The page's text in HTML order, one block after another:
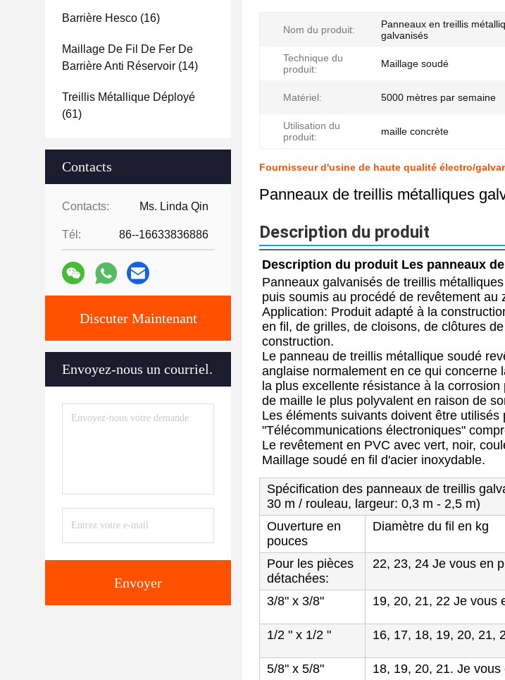
Barrière Hesco (16)
Maillage De Fil De Fer De
Barrière Anti Réservoir (14)
Treillis Métallique Déployé
(61)
Contacts
Contacts: Ms. Linda Qin
Tél: 86--16633836886
Discuter Maintenant
Envoyez-nous un courriel.
Envoyer
Nom du produit:
Panneaux en treillis
galvanisés
Technique du
produit:
Maillage soudé
Matériel: 5000 mètres par semaine
Utilisation du
produit:
maille concrète
Fournisseur d'usine de haute qualité électro/
Panneaux de treillis métalliques
Description du produit
Description du produit Les panneaux
Panneaux galvanisés de treillis
puis soumis au procédé de revêtement au
Application: Produit adapté à la
en fil, de grilles, de cloisons, de clôtures
construction.
Le panneau de treillis métallique soudé
anglaise normalement en ce qui
la plus excellente résistance à la
de maille le plus polyvalent en raison de
Les éléments suivants doivent être
"Télécommunications électroniques"
Le revêtement en PVC avec vert, noir,
Maillage soudé en fil d'acier inoxydable.
Spécification des panneaux de treillis
30 m / rouleau, largeur: 0,3 m - 2,5 m)
Ouverture en
pouces
Diamètre du fil en kg
Pour les pièces
détachées:
22, 23, 24 Je vous en
3/8" x 3/8" 19, 20, 21, 22 Je vous
1/2 " x 1/2 " 16, 17, 18, 19, 20, 21,
5/8" x 5/8" 18, 19, 20, 21. Je vous